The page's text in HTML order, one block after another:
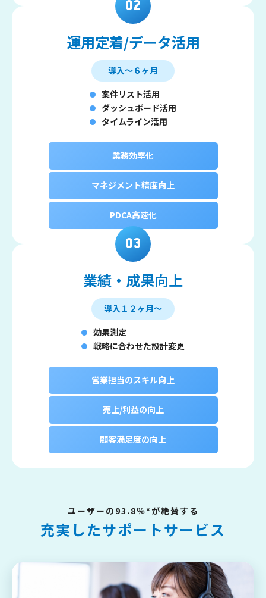
運用定着/データ活用
導入～６ヶ月
案件リスト活用
ダッシュボード活用
タイムライン活用
業務効率化
マネジメント精度向上
PDCA高速化
業績・成果向上
導入１２ヶ月～
効果測定
戦略に合わせた設計変更
営業担当のスキル向上
売上/利益の向上
顧客満足度の向上
ユーザーの93.8％*が絶賛する
充実したサポートサービス